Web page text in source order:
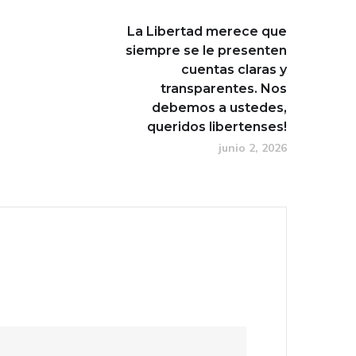
La Libertad merece que
siempre se le presenten
cuentas claras y
transparentes. Nos
debemos a ustedes,
queridos libertenses!
junio 2, 2026